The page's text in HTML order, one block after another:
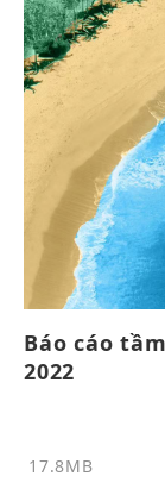
Báo cáo
2022
17.8MB